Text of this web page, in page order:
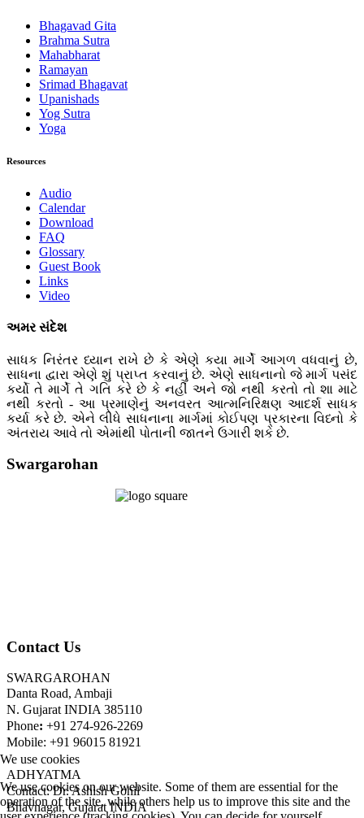
Bhagavad Gita
Brahma Sutra
Mahabharat
Ramayan
Srimad Bhagavat
Upanishads
Yog Sutra
Yoga
Resources
Audio
Calendar
Download
FAQ
Glossary
Guest Book
Links
Video
અમર સંદેશ
સાધક નિરંતર ધ્યાન રાખે છે કે એણે કયા માર્ગે આગળ વધવાનું છે,
સાધના દ્વારા એણે શું પ્રાપ્ત કરવાનું છે. એણે સાધનાનો જે માર્ગ પસંદ
કર્યો તે માર્ગે તે ગતિ કરે છે કે નહીં અને જો નથી કરતો તો શા માટે
નથી કરતો - આ પ્રમાણેનું અનવરત આત્મનિરિક્ષણ આદર્શ સાધક
કર્યા કરે છે. એને લીધે સાધનાના માર્ગમાં કોઈપણ પ્રકારના વિધ્નો કે
અંતરાય આવે તો એમાંથી પોતાની જાતને ઉગારી શકે છે.
Swargarohan
Contact Us
SWARGAROHAN
Danta Road, Ambaji
N. Gujarat INDIA 385110
Phone: +91 274-926-2269
Mobile: +91 96015 81921
ADHYATMA
Contact: Dr. Ashish Gohil
Bhavnagar, Gujarat INDIA
We use cookies
We use cookies on our website. Some of them are essential for the
operation of the site, while others help us to improve this site and the